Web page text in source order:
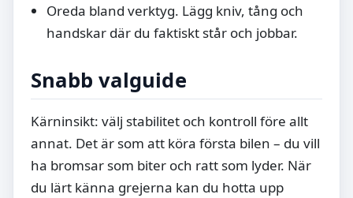
Oreda bland verktyg. Lägg kniv, tång och
handskar där du faktiskt står och jobbar.
Snabb valguide
Kärninsikt: välj stabilitet och kontroll före allt
annat. Det är som att köra första bilen – du vill
ha bromsar som biter och ratt som lyder. När
du lärt känna grejerna kan du hotta upp